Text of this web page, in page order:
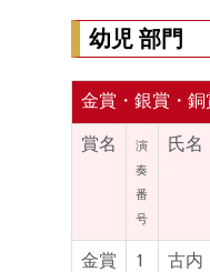
幼児 部門
金賞・銀賞・
賞名
演
奏
番
号
氏名
金賞
1
古